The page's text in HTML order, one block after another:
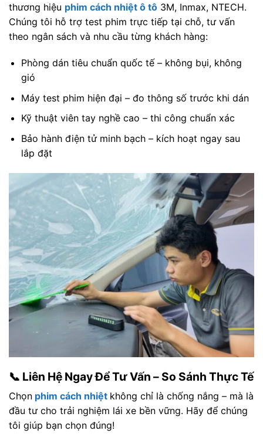
thương hiệu phim cách nhiệt ô tô 3M, Inmax, NTECH.
Chúng tôi hỗ trợ test phim trực tiếp tại chỗ, tư vấn
theo ngân sách và nhu cầu từng khách hàng:
Phòng dán tiêu chuẩn quốc tế – không bụi, không
gió
Máy test phim hiện đại – đo thông số trước khi dán
Kỹ thuật viên tay nghề cao – thi công chuẩn xác
Bảo hành điện tử minh bạch – kích hoạt ngay sau
lắp đặt
📞 Liên Hệ Ngay Để Tư Vấn – So Sánh Thực Tế
Chọn phim cách nhiệt không chỉ là chống nắng – mà là
đầu tư cho trải nghiệm lái xe bền vững. Hãy để chúng
tôi giúp bạn chọn đúng!